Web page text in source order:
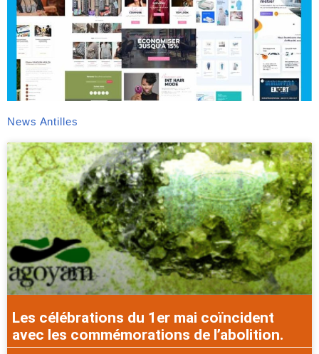
News Antilles
Les célébrations du 1er mai coïncident
avec les commémorations de l’abolition.